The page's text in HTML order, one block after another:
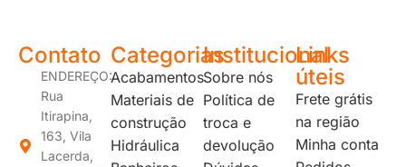
Contato
ENDEREÇO:
Rua
Itirapina,
163, Vila
Lacerda,
Categorias
Acabamentos
Materiais de
construção
Hidráulica
Institucional
Sobre nós
Política de
troca e
devolução
Links
úteis
Frete grátis
na região
Minha conta